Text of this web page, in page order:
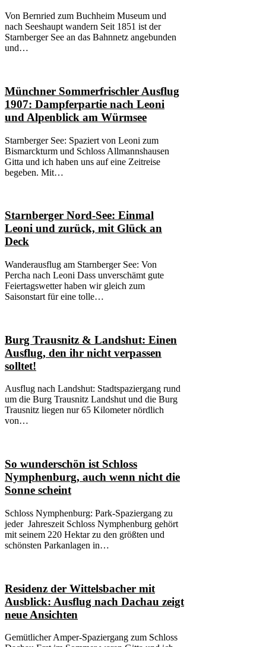
Von Bernried zum Buchheim Museum und
nach Seeshaupt wandern Seit 1851 ist der
Starnberger See an das Bahnnetz angebunden
und…
Münchner Sommerfrischler Ausflug
1907: Dampferpartie nach Leoni
und Alpenblick am Würmsee
Starnberger See: Spaziert von Leoni zum
Bismarckturm und Schloss Allmannshausen
Gitta und ich haben uns auf eine Zeitreise
begeben. Mit…
Starnberger Nord-See: Einmal
Leoni und zurück, mit Glück an
Deck
Wanderausflug am Starnberger See: Von
Percha nach Leoni Dass unverschämt gute
Feiertagswetter haben wir gleich zum
Saisonstart für eine tolle…
Burg Trausnitz & Landshut: Einen
Ausflug, den ihr nicht verpassen
solltet!
Ausflug nach Landshut: Stadtspaziergang rund
um die Burg Trausnitz Landshut und die Burg
Trausnitz liegen nur 65 Kilometer nördlich
von…
So wunderschön ist Schloss
Nymphenburg, auch wenn nicht die
Sonne scheint
Schloss Nymphenburg: Park-Spaziergang zu
jeder Jahreszeit Schloss Nymphenburg gehört
mit seinem 220 Hektar zu den größten und
schönsten Parkanlagen in…
Residenz der Wittelsbacher mit
Ausblick: Ausflug nach Dachau zeigt
neue Ansichten
Gemütlicher Amper-Spaziergang zum Schloss